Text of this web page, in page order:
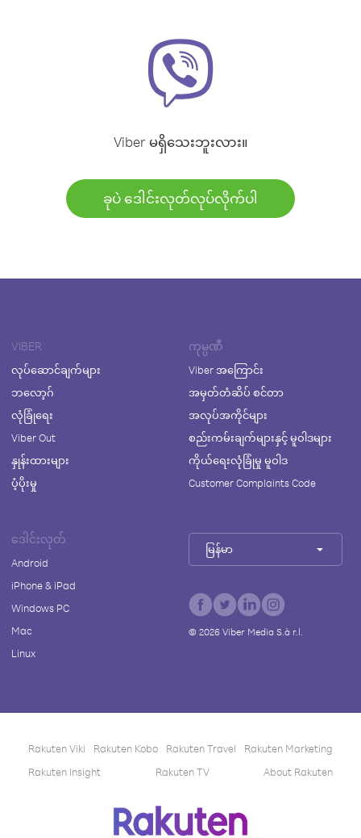
Viber မရှိသေးဘူးလား။
ခုပဲ ဒေါင်းလုတ်လုပ်လိုက်ပါ
VIBER
လုပ်ဆောင်ချက်များ
ဘလော့ဂ်
လုံခြုံရေး
Viber Out
နှုန်းထားများ
ပံ့ပိုးမှု
ကုမ္ပဏီ
Viber အကြောင်း
အမှတ်တံဆိပ် စင်တာ
အလုပ်အကိုင်များ
စည်းကမ်းချက်များနှင့် မူဝါဒများ
ကိုယ်ရေးလုံခြုံမှု မူဝါဒ
Customer Complaints Code
ဒေါင်းလုတ်
Android
iPhone & iPad
Windows PC
Mac
Linux
မြန်မာ
© 2026Viber Media S.à r.l.
Rakuten Viki Rakuten Kobo Rakuten Travel
Rakuten Marketing
Rakuten Insight
Rakuten TV About Rakuten